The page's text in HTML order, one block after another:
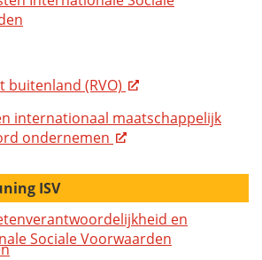
buitenland (RVO)
internationaal maatschappelijk
ondernemen
ISV
en
Sociale Voorwaarden